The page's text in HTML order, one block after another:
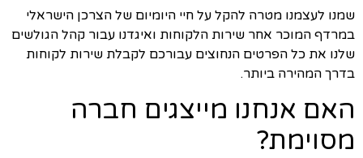
שמנו לעצמנו מטרה להקל על חיי היומיום של הצרכן הישראלי
במרדף המוכר אחר שירות הלקוחות ואיגדנו עבור קהל הגולשים
שלנו את כל הפרטים הנחוצים עבורכם לקבלת שירות לקוחות
בדרך המהירה ביותר.
האם אנחנו מייצגים חברה
מסוימת?